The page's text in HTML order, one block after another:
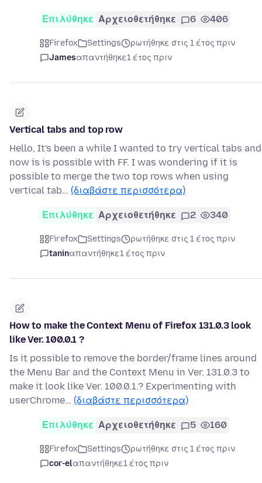
Επιλύθηκε Αρχειοθετήθηκε 6 406
Firefox Settings
ρωτήθηκε στις 1 έτος πριν
Jamesαπαντήθηκε1 έτος πριν
Vertical tabs and top row
Hello, It's been a while I wanted to try vertical tabs and
now is is possible with FF. I was wondering if it is
possible to merge the two top rows when using
vertical tab… (διαβάστε περισσότερα)
Επιλύθηκε Αρχειοθετήθηκε 2 340
Firefox Settings
ρωτήθηκε στις 1 έτος πριν
taninαπαντήθηκε1 έτος πριν
How to make the Context Menu of Firefox 131.0.3 look
like Ver. 100.0.1 ?
Is it possible to remove the border/frame lines around
the Menu Bar and the Context Menu in Ver. 131.0.3 to
make it look like Ver. 100.0.1.? Experimenting with
userChrome… (διαβάστε περισσότερα)
Επιλύθηκε Αρχειοθετήθηκε 5 160
Firefox Settings
ρωτήθηκε στις 1 έτος πριν
cor-elαπαντήθηκε1 έτος πριν